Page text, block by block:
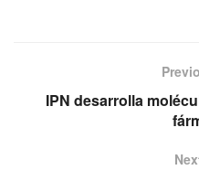
IPN desarrolla